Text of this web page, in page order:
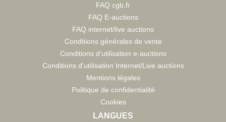
FAQ cgb.fr
FAQ E-auctions
FAQ internet/live auctions
Conditions générales de vente
Conditions d'utilisation e-auctions
Conditions d'utilisation Internet/Live auctions
Mentions légales
Politique de confidentialité
Cookies
LANGUES